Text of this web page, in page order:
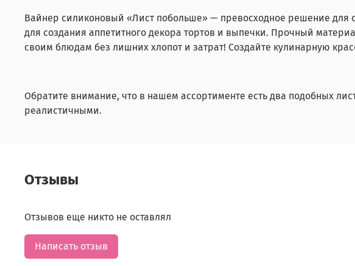
Вайнер силиконовый «Лист побольше» — превосходное решение для
для создания аппетитного декора тортов и выпечки. Прочный
своим блюдам без лишних хлопот и затрат! Создайте кулинарную
Обратите внимание, что в нашем ассортименте есть два подобных
реалистичными.
Отзывы
Отзывов еще никто не оставлял
Написать отзыв